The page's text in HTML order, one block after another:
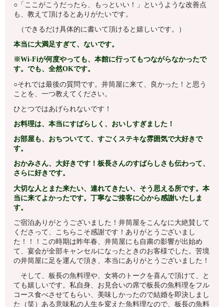
○「ここがこうだったら、もっといい！」というような改善点
も、教えて頂けるとありがたいです。
（できるだけ具体的に書いて頂けると嬉しいです。）
本当に大満足すぎて、ないです。
※Wi-Fiが何度やっても、本館に行ってもつながらなかったで
す。でも、全然OKです。
○それでは最後の質問です。井筒屋に来て、良かった！と思う
ことを、一つ教えてください。
ひとつではあげられないです！
お料理は、本当にすばらしく、おいしすぎました！
お部屋も、おちついてて、すごくステキな雰囲気で大好きで
す。
おかみさん、大好きです！板長さんのすばらしさも伝わって、
さらに好きです。
大切な人とまた来たい、連れてきたい、そう思える所です。本
当に来てよかったです。丁寧なご接客に心から感謝いたしま
す。
ご宿泊ありがとうございました！井筒屋をこんなに大絶賛して
くださって、こちらこそ感謝です！ありがとうございまし
た！！！この時期は昨年春、井筒屋にも自粛の影響が出始め
て、宴会が全部キャンセルになったときのお客様でした。苦境
の井筒屋に足を運んで頂き、本当にありがとうございました！
そして、板長の魚料理や、女将のトークを喜んで頂けて、と
ても嬉しいです。私自身、お見合いの席で板長の魚料理をフル
コース食べさせてもらい、美味しかったので結婚を即決しまし
た（笑）ある意味私の人生を変えた魚料理なので、板長の魚料